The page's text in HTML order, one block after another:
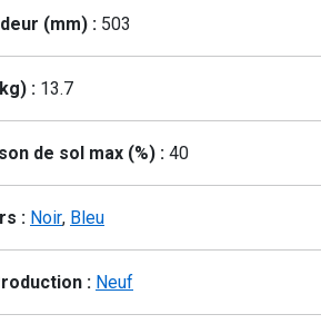
(mm) : 503
: 13.7
de sol max (%) : 40
: Noir, Bleu
: Neuf